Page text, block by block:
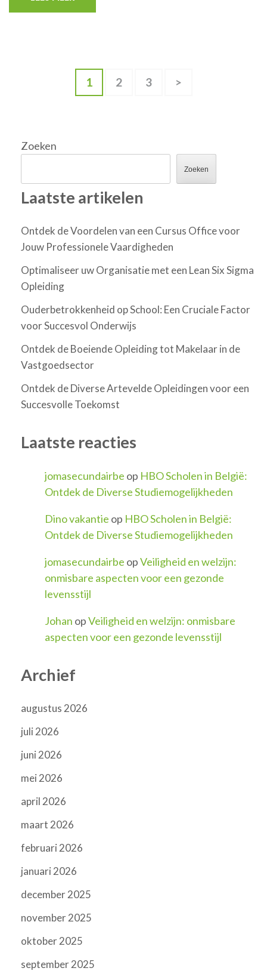
Pagina
1 Pagina
2 Pagina
3 >
Zoeken
Zoeken
Laatste artikelen
Ontdek de Voordelen van een Cursus Office voor
Jouw Professionele Vaardigheden
Optimaliseer uw Organisatie met een Lean Six Sigma
Opleiding
Ouderbetrokkenheid op School: Een Cruciale Factor
voor Succesvol Onderwijs
Ontdek de Boeiende Opleiding tot Makelaar in de
Vastgoedsector
Ontdek de Diverse Artevelde Opleidingen voor een
Succesvolle Toekomst
Laatste reacties
jomasecundairbe op HBO Scholen in België:
Ontdek de Diverse Studiemogelijkheden
Dino vakantie op HBO Scholen in België:
Ontdek de Diverse Studiemogelijkheden
jomasecundairbe opVeiligheid en welzijn:
onmisbare aspecten voor een gezonde
levensstijl
Johan opVeiligheid en welzijn: onmisbare
aspecten voor een gezonde levensstijl
Archief
augustus 2026
juli 2026
juni 2026
mei 2026
april 2026
maart 2026
februari 2026
januari 2026
december 2025
november 2025
oktober 2025
september 2025